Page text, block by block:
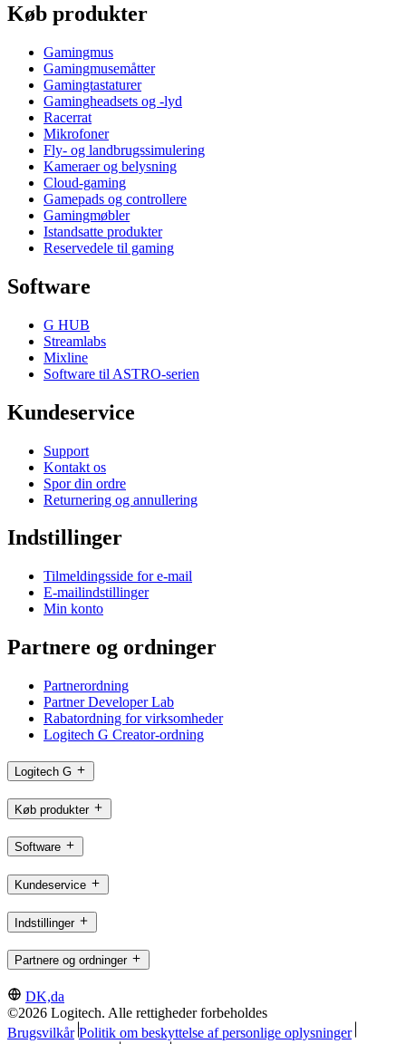
Køb produkter
Gamingmus
Gamingmusemåtter
Gamingtastaturer
Gamingheadsets og -lyd
Racerrat
Mikrofoner
Fly- og landbrugssimulering
Kameraer og belysning
Cloud-gaming
Gamepads og controllere
Gamingmøbler
Istandsatte produkter
Reservedele til gaming
Software
G HUB
Streamlabs
Mixline
Software til ASTRO-serien
Kundeservice
Support
Kontakt os
Spor din ordre
Returnering og annullering
Indstillinger
Tilmeldingsside for e-mail
E-mailindstillinger
Min konto
Partnere og ordninger
Partnerordning
Partner Developer Lab
Rabatordning for virksomheder
Logitech G Creator-ordning
Logitech G
Køb produkter
Software
Kundeservice
Indstillinger
Partnere og ordninger
DK,da
©2026 Logitech. Alle rettigheder forbeholdes
Brugsvilkår Politik om beskyttelse af personlige oplysninger